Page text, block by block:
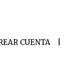
CUENTA